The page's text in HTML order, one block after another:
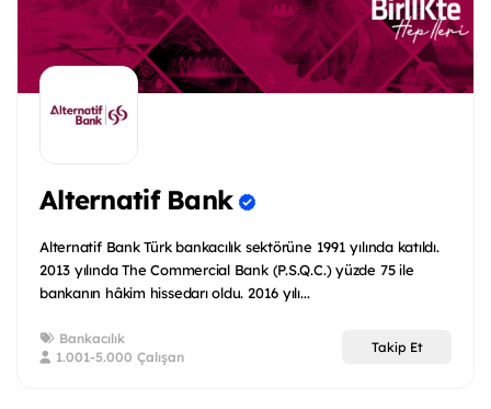
Alternatif Bank
Alternatif Bank Türk bankacılık sektörüne 1991 yılında katıldı.
2013 yılında The Commercial Bank (P.S.Q.C.) yüzde 75 ile
bankanın hâkim hissedarı oldu. 2016 yılı...
Bankacılık
1.001-5.000 Çalışan
Takip Et